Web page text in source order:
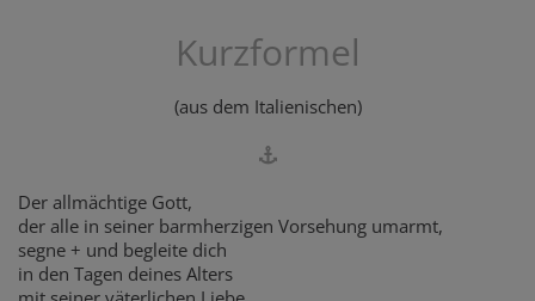
Kurzformel
(aus dem Italienischen)
Der allmächtige Gott,
der alle in seiner barmherzigen Vorsehung umarmt,
segne + und begleite dich
in den Tagen deines Alters